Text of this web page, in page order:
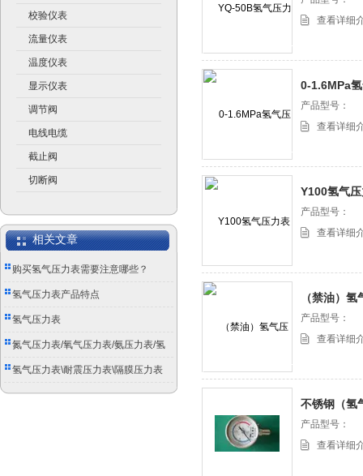
校验仪表
流量仪表
温度仪表
显示仪表
调节阀
电线电缆
截止阀
切断阀
相关文章
购买氢气压力表需要注意哪些？
氢气压力表产品特点
氢气压力表
氮气压力表/氧气压力表/氨压力表/氢
气压力表
氢气压力表\耐震压力表\隔膜压力表
\电接点压力表
查看详细
0-1.6MPa
产品型号：
查看详细
Y100氢气
产品型号：
查看详细
（禁油）
产品型号：
查看详细
不锈钢（氢
产品型号：
查看详细